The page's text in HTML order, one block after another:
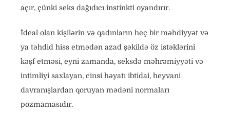
açır, çünki seks dağıdıcı instinkti oyandırır.
İdeal olan kişilərin və qadınların heç bir məhdiyyət və
ya təhdid hiss etmədən azad şəkildə öz istəklərini
kəşf etməsi, eyni zamanda, seksdə məhrəmiyyəti və
intimliyi saxlayan, cinsi həyatı ibtidai, heyvani
davranışlardan qoruyan mədəni normaları
pozmamasıdır.